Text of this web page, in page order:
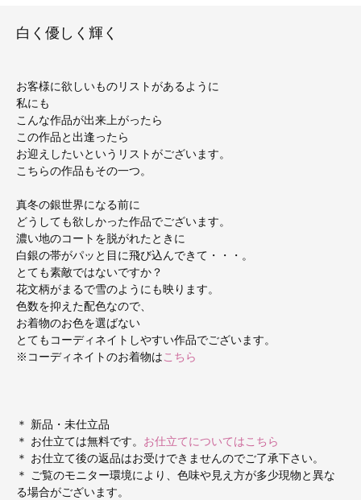
白く優しく輝く
お客様に欲しいものリストがあるように
私にも
こんな作品が出来上がったら
この作品と出逢ったら
お迎えしたいというリストがございます。
こちらの作品もその一つ。
真冬の銀世界になる前に
どうしても欲しかった作品でございます。
濃い地のコートを脱がれたときに
白銀の帯がパッと目に飛び込んできて・・・。
とても素敵ではないですか？
花文柄がまるで雪のようにも映ります。
色数を抑えた配色なので、
お着物のお色を選ばない
とてもコーディネイトしやすい作品でございます。
※コーディネイトのお着物は こちら
＊ 新品・未仕立品
＊ お仕立ては無料です。 お仕立てについてはこちら
＊ お仕立て後の返品はお受けできませんのでご了承下さい。
＊ ご覧のモニター環境により、色味や見え方が多少現物と異な
る場合がございます。